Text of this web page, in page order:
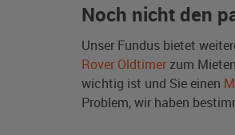
Noch nicht den
Unser Fundus bietet
Rover Oldtimer zum
wichtig ist und Sie einen
Problem, wir haben